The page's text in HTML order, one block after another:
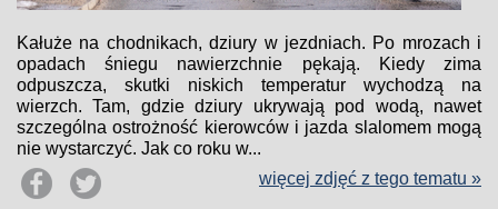
Kałuże na chodnikach, dziury w jezdniach. Po mrozach i
opadach śniegu nawierzchnie pękają. Kiedy zima
odpuszcza, skutki niskich temperatur wychodzą na
wierzch. Tam, gdzie dziury ukrywają pod wodą, nawet
szczególna ostrożność kierowców i jazda slalomem mogą
nie wystarczyć. Jak co roku w...
więcej zdjęć z tego tematu »